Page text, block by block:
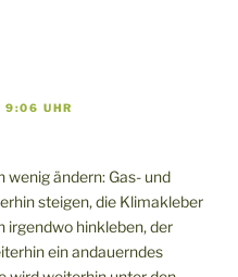
9:06 UHR
wenig ändern: Gas- und
steigen, die Klimakleber
irgendwo hinkleben, der
ein andauerndes